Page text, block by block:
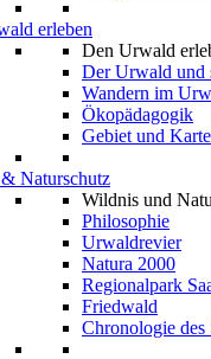
erleben
Den Urwald
Der Urwald und
Wandern im
Ökopädagogik
Gebiet und
Naturschutz
Wildnis und
Philosophie
Urwaldrevier
Natura 2000
Regionalpark
Friedwald
Chronologie des